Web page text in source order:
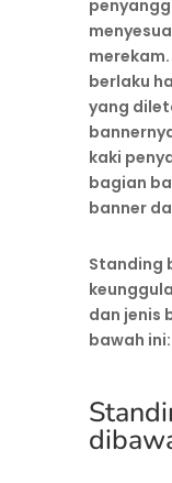
berlaku
yang
kaki
bagian
banner
Standing
dan jenis
bawah ini: